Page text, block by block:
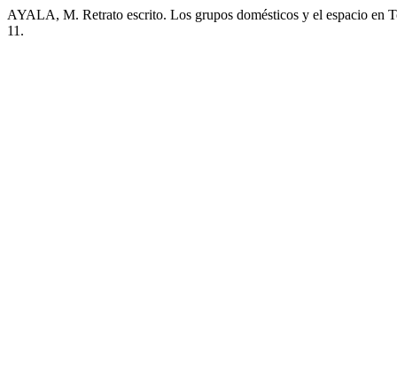
AYALA, M. Retrato escrito. Los grupos domésticos y el espacio en
11.